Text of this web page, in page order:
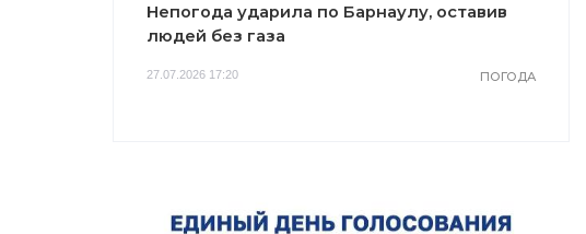
Непогода ударила по Барнаулу, оставив
людей без газа
27.07.2026 17:20 ПОГОДА